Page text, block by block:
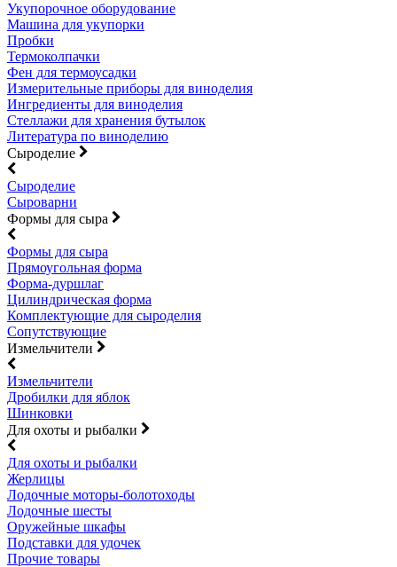
Укупорочное оборудование
Машина для укупорки
Пробки
Термоколпачки
Фен для термоусадки
Измерительные приборы для виноделия
Ингредиенты для виноделия
Стеллажи для хранения бутылок
Литература по виноделию
Сыроделие
Сыроделие
Сыроварни
Формы для сыра
Формы для сыра
Прямоугольная форма
Форма-дуршлаг
Цилиндрическая форма
Комплектующие для сыроделия
Сопутствующие
Измельчители
Измельчители
Дробилки для яблок
Шинковки
Для охоты и рыбалки
Для охоты и рыбалки
Жерлицы
Лодочные моторы-болотоходы
Лодочные шесты
Оружейные шкафы
Подставки для удочек
Прочие товары